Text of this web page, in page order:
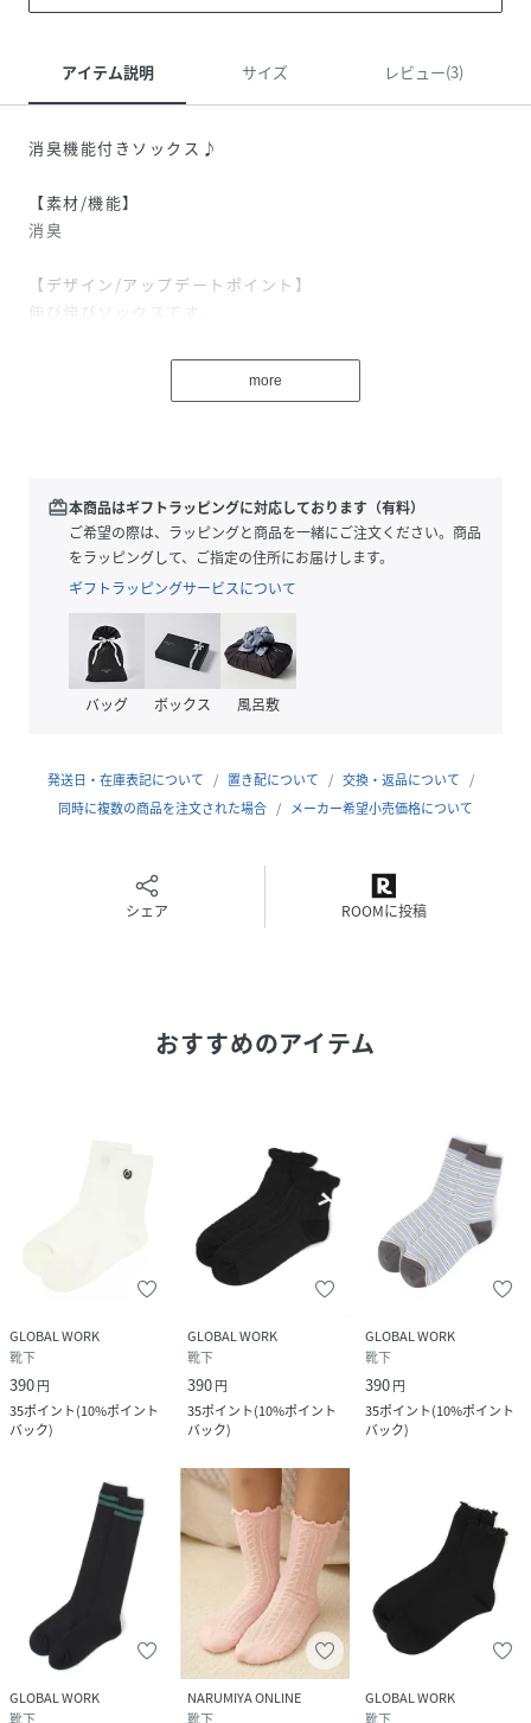
アイテム説明 サイズ レビュー(3)
消臭機能付きソックス♪
【素材/機能】
消臭
【デザイン/アップデートポイント】
伸び伸びソックスです。
キッズ
【オフ(ライン)11,オフ(ロゴ総柄)12,オフ(グリー
ンライン)13,オフ(くすみライン)15,グリーン(ロ
ゴ)17】
綿60% ポリエステル38% ポリウレタン2%
【その他カラー】
ONESIZE
NP5999_282450
more
redeem本商品はギフトラッピングに対応しております（有料）
ご希望の際は、ラッピングと商品を一緒にご注文ください。商品
をラッピングして、ご指定の住所にお届けします。
ギフトラッピングサービスについて
バッグ ボックス 風呂敷
発送日・在庫表記について 置き配について
交換・返品について
同時に複数の商品を注文された場合
メーカー希望小売価格について
シェア ROOMに投稿
おすすめのアイテム
GLOBAL WORK
靴下
390円
35ポイント(10%ポイント
バック)
GLOBAL WORK
靴下
390円
35ポイント(10%ポイント
バック)
GLOBAL WORK
靴下
390円
35ポイント(10%ポイント
バック)
GLOBAL WORK
靴下
NARUMIYA ONLINE
靴下
GLOBAL WORK
靴下